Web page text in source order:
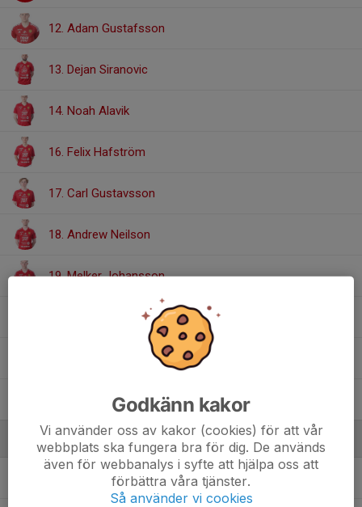
12. Adam Gustafsson
13. Dejan Siranovic
14. Noah Alavik
16. Felix Hafström
17. Carl Gustavsson
18. Andrew Neilson
19. Melker Johansson
20. Alexander Eriksson
23. Erik Åhman
Ledare
Adam PerssonMålvaktstränare
Godkänn kakor
Vi använder oss av kakor (cookies) för att vår
webbplats ska fungera bra för dig. De används
även för webbanalys i syfte att hjälpa oss att
förbättra våra tjänster.
Så använder vi cookies